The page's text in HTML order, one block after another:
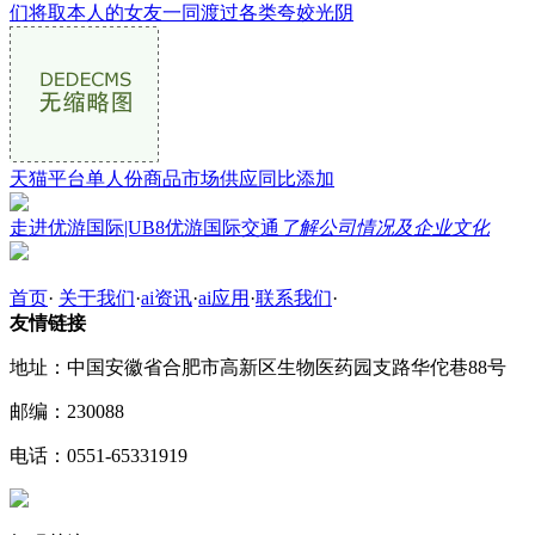
们将取本人的女友一同渡过各类夸姣光阴
天猫平台单人份商品市场供应同比添加
走进优游国际|UB8优游国际交通 了解公司情况及企业文化
首页· 关于我们·ai资讯·ai应用 ·联系我们·
友情链接
地址：中国安徽省合肥市高新区生物医药园支路华佗巷88号
邮编：230088
电话：0551-65331919